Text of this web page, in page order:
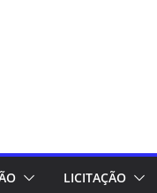
LICITAÇÃO